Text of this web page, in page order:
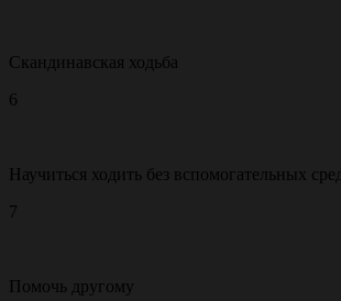
Скандинавская ходьба
6
Научиться ходить без вспомогательных
7
Помочь другому